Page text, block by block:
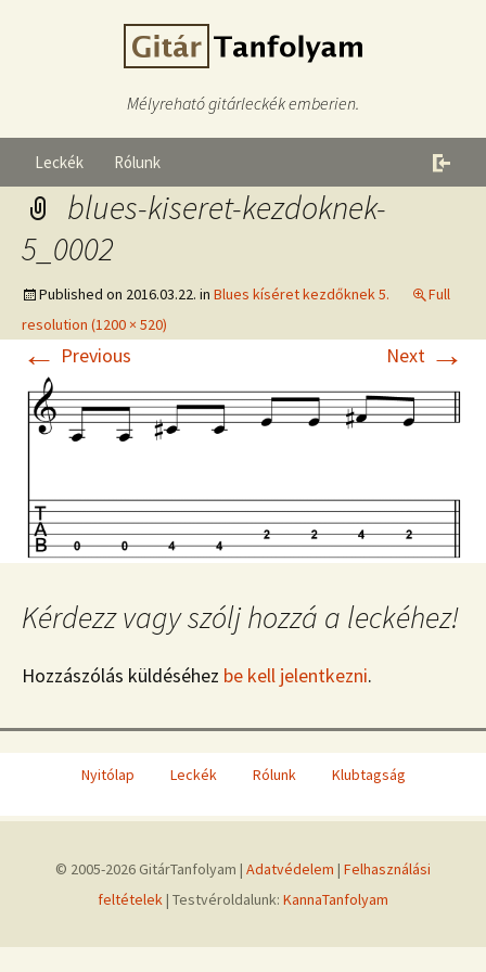
Mélyreható gitárleckék emberien.
Leckék Rólunk
blues-kiseret-kezdoknek-
5_0002
Published on 2016.03.22. in Blues kíséret kezdőknek 5.
Full
resolution (1200 × 520)
← Previous Next →
Kérdezz vagy szólj hozzá a leckéhez!
Hozzászólás küldéséhez be kell jelentkezni.
Nyitólap Leckék Rólunk Klubtagság
© 2005-2026 GitárTanfolyam | Adatvédelem | Felhasználási
feltételek| Testvéroldalunk: KannaTanfolyam